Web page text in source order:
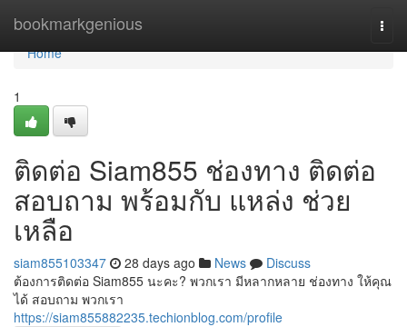
bookmarkgenious
Home
Home
1
ติดต่อ Siam855 ช่องทาง ติดต่อ
สอบถาม พร้อมกับ แหล่ง ช่วย
เหลือ
siam855103347 28 days ago News
Discuss
ต้องการติดต่อ Siam855 นะคะ? พวกเรา มีหลากหลาย ช่องทาง ให้คุณ
ได้ สอบถาม พวกเรา
https://siam855882235.techionblog.com/profile